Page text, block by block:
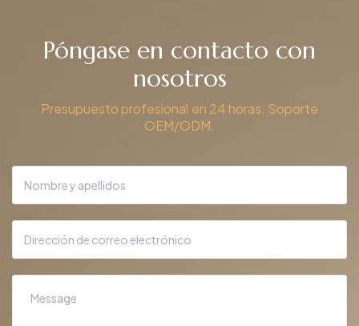
Póngase en contacto con
nosotros
Presupuesto profesional en 24 horas. Soporte
OEM/ODM.